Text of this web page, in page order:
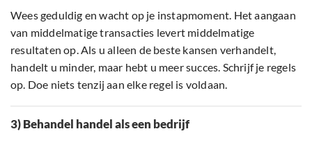
Wees geduldig en wacht op je instapmoment. Het aangaan
van middelmatige transacties levert middelmatige
resultaten op. Als u alleen de beste kansen verhandelt,
handelt u minder, maar hebt u meer succes. Schrijf je regels
op. Doe niets tenzij aan elke regel is voldaan.
3) Behandel handel als een bedrijf